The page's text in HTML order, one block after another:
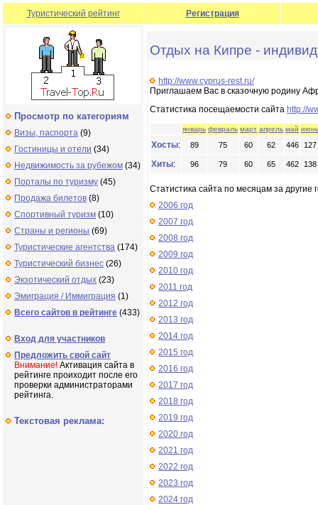
Туристический рейтинг Регистрация
Просмотр по категориям
Визы, паспорта (9)
Гостиницы и отели (34)
Недвижимость за рубежом (34)
Порталы по туризму (45)
Продажа билетов (8)
Спортивный туризм (10)
Страны и регионы (69)
Туристические агентства (174)
Туристический бизнес (26)
Экзотический отдых (23)
Эмиграция / Иммиграция (1)
Всего сайтов в рейтинге (433)
Вход для участников
Предложить свой сайт
Внимание! Активация сайта в
рейтинге проиходит после его
проверки администраторами
рейтинга.
Текстовая реклама:
Отдых на Кипре -
http://www.cyprus-rest.ru/
Приглашаем Вас в сказочную родину
Статистика посещаемости сайта http://
январь февраль март апрель май июнь
Хосты: 89 75 60 62 446 127
Хиты: 96 79 60 65 462 138
Статистика сайта по месяцам за другие
2006 год
2007 год
2008 год
2009 год
2010 год
2011 год
2012 год
2013 год
2014 год
2015 год
2016 год
2017 год
2018 год
2019 год
2020 год
2021 год
2022 год
2023 год
2024 год